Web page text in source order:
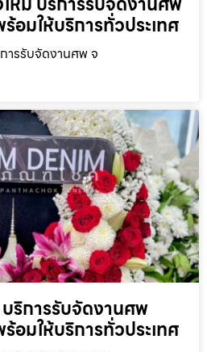
อมให้บริการทั่วประเทศ
ารรับจัดงานศพ จ
ริการรับจัดงานศพ
อมให้บริการทั่วประเทศ